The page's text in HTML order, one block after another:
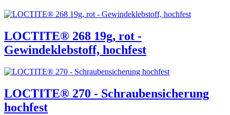
LOCTITE® 268 19g, rot -
Gewindeklebstoff, hochfest
LOCTITE® 270 - Schraubensicherung
hochfest